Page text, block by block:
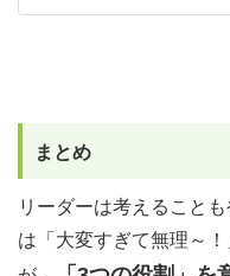
まとめ
リーダーは考えること
は「大変すぎて無理～